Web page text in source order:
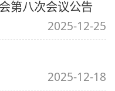
第八次会议公告
2025-12-25
2025-12-18